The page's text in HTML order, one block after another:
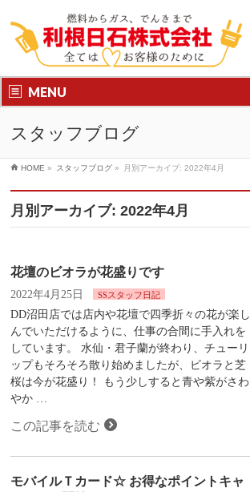
MENU
スタッフブログ
HOME » スタッフブログ » 月別アーカイブ: 2022年4月
月別アーカイブ: 2022年4月
花壇のビオラが花盛りです
2022年4月25日 SSスタッフ日記
DD沼田店では店内や花壇で四季折々の花が楽し
んでいただけるように、仕事の合間に手入れを
しています。 水仙・君子蘭が終わり、チューリ
ップもそろそろ散り始めましたが、ビオラと芝
桜は今が花盛り！ もう少しすると青や紫がさわ
やか …
この記事を読む
モバイルＴカード☆ お得なポイントキャ